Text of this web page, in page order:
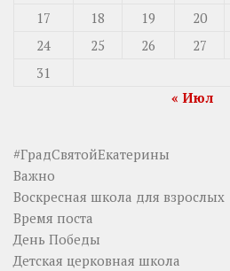
17
18 19 20
24
25 26 27
31
« Июл
#ГрадСвятойЕкатерины
Важно
Воскресная школа для взрослых
Время поста
День Победы
Детская церковная школа